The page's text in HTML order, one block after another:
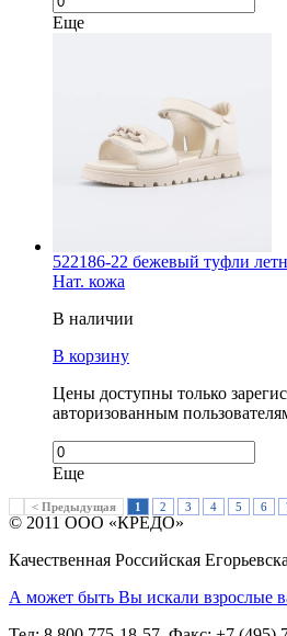
Еще
522186-22 бежевый туфли
Нат. кожа
В наличии
В корзину
Цены доступны только
авторизованным
Еще
< Предыдущая 1 2 3 4 5 6
© 2011 ООО «КРЕДО»
Качественная Российская
А может быть Вы искали взрослые